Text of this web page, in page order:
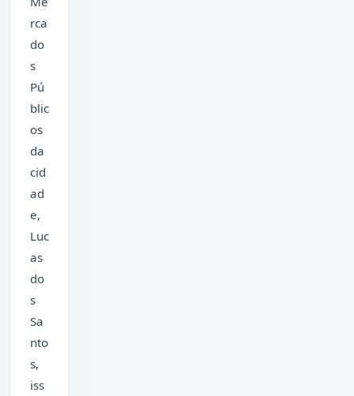
rca
do
s
Pú
blic
os
da
cid
ad
e,
Luc
as
do
s
Sa
nto
s,
iss